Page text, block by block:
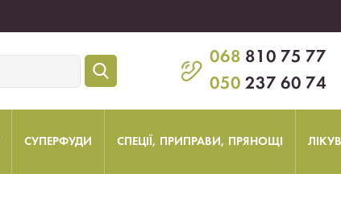
068 810 75 77
050 237 60 74
СУПЕРФУДИ СПЕЦІЇ, ПРИПРАВИ, ПРЯНОЩІ